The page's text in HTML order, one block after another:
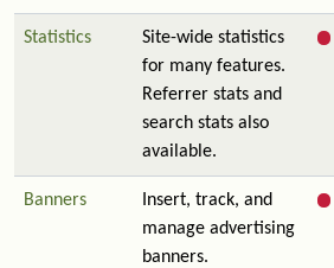
Statistics
Site-wide statistics
for many features.
Referrer stats and
search stats also
available.
Banners
Insert, track, and
manage advertising
banners.